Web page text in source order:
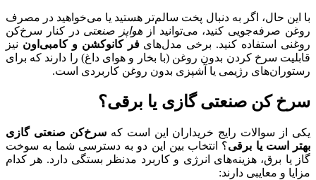
با این حال، اگر به دنبال پخت سالم‌تر هستید یا می‌خواهید در مصرف
روغن صرفه‌جویی کنید، می‌توانید از هواپز صنعتی در کنار سرخ‌کن
روغنی استفاده کنید. برخی مدل‌هایفر کانوکشن و کامبی‌اون نیز
قابلیت سرخ کردن بدون روغن (با بخار و هوای داغ) را دارند که برای
رستوران‌های رژیمی یا آشپزی بدون روغن کاربردی است.
سرخ کن صنعتی گازی یا برقی؟
یکی از سوالات رایج خریداران این است کهسرخ‌کن صنعتی گازی
بهتر است یا برقی؟ انتخاب بین این دو به دسترسی شما به سوخت
گاز یا برق، هزینه‌های انرژی و کاربرد مدنظر بستگی دارد. هر کدام
مزایا و معایبی دارند: